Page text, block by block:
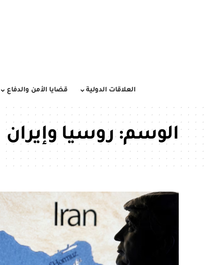
العلاقات الدولية قضايا الأمن والدفاع
الوسم:روسيا وإيران